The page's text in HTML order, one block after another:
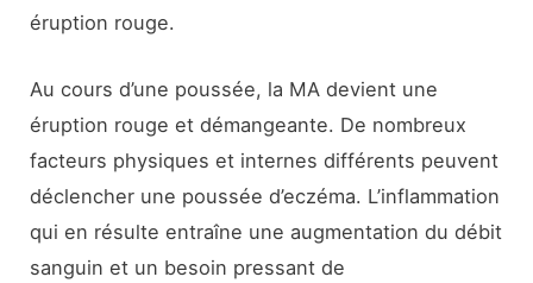
éruption rouge.
Au cours d’une poussée, la MA devient une
éruption rouge et démangeante. De nombreux
facteurs physiques et internes différents peuvent
déclencher une poussée d’eczéma. L’inflammation
qui en résulte entraîne une augmentation du débit
sanguin et un besoin pressant de